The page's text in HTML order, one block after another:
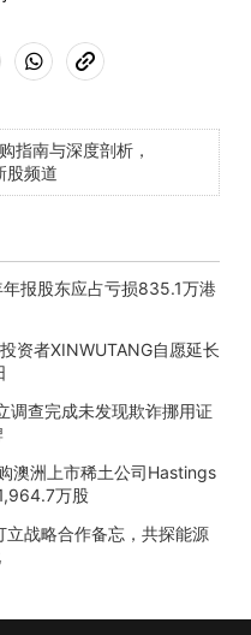
指南与深度剖析，
股频道
报股东应占亏损835.1万港
资者XINWUTANG自愿延长
查完成未发现欺诈挪用证
澳洲上市稀土公司Hastings
万股
战略合作备忘，共探能源